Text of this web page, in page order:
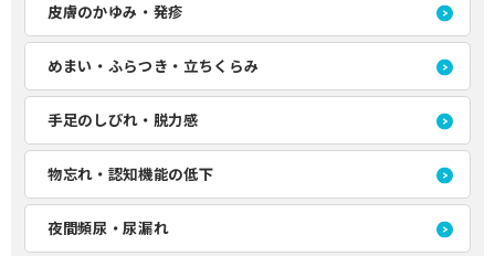
皮膚のかゆみ・発疹
めまい・ふらつき・立ちくらみ
手足のしびれ・脱力感
物忘れ・認知機能の低下
夜間頻尿・尿漏れ